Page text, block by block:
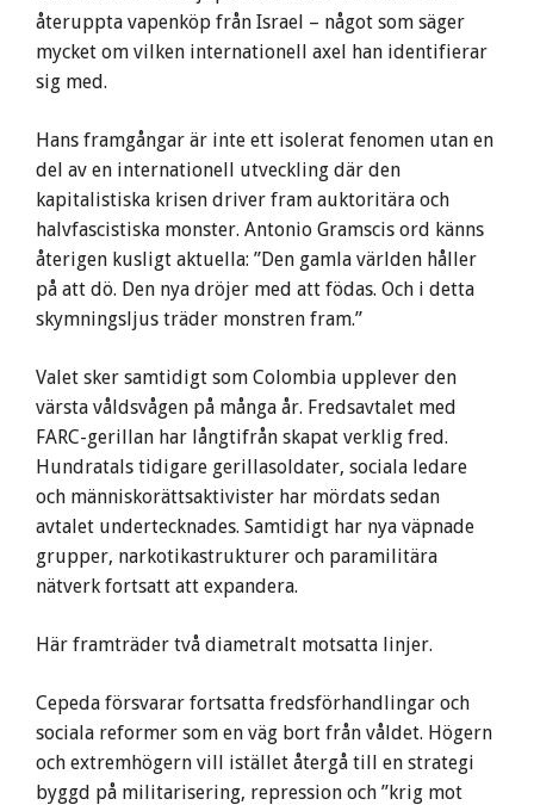
återuppta vapenköp från Israel – något som säger
mycket om vilken internationell axel han identifierar
sig med.
Hans framgångar är inte ett isolerat fenomen utan en
del av en internationell utveckling där den
kapitalistiska krisen driver fram auktoritära och
halvfascistiska monster. Antonio Gramscis ord känns
återigen kusligt aktuella: ”Den gamla världen håller
på att dö. Den nya dröjer med att födas. Och i detta
skymningsljus träder monstren fram.”
Valet sker samtidigt som Colombia upplever den
värsta våldsvågen på många år. Fredsavtalet med
FARC-gerillan har långtifrån skapat verklig fred.
Hundratals tidigare gerillasoldater, sociala ledare
och människorättsaktivister har mördats sedan
avtalet undertecknades. Samtidigt har nya väpnade
grupper, narkotikastrukturer och paramilitära
nätverk fortsatt att expandera.
Här framträder två diametralt motsatta linjer.
Cepeda försvarar fortsatta fredsförhandlingar och
sociala reformer som en väg bort från våldet. Högern
och extremhögern vill istället återgå till en strategi
byggd på militarisering, repression och ”krig mot